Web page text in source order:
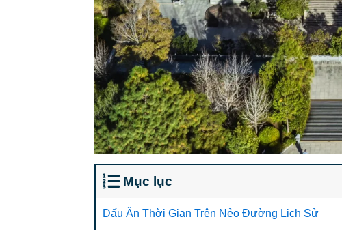
Mục lục
Dấu Ấn Thời Gian Trên Nẻo Đường Lịch Sử